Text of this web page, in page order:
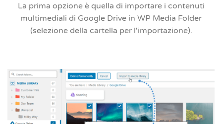
La prima opzione è quella di importare i contenuti
multimediali di Google Drive in WP Media Folder
(selezione della cartella per l'importazione).